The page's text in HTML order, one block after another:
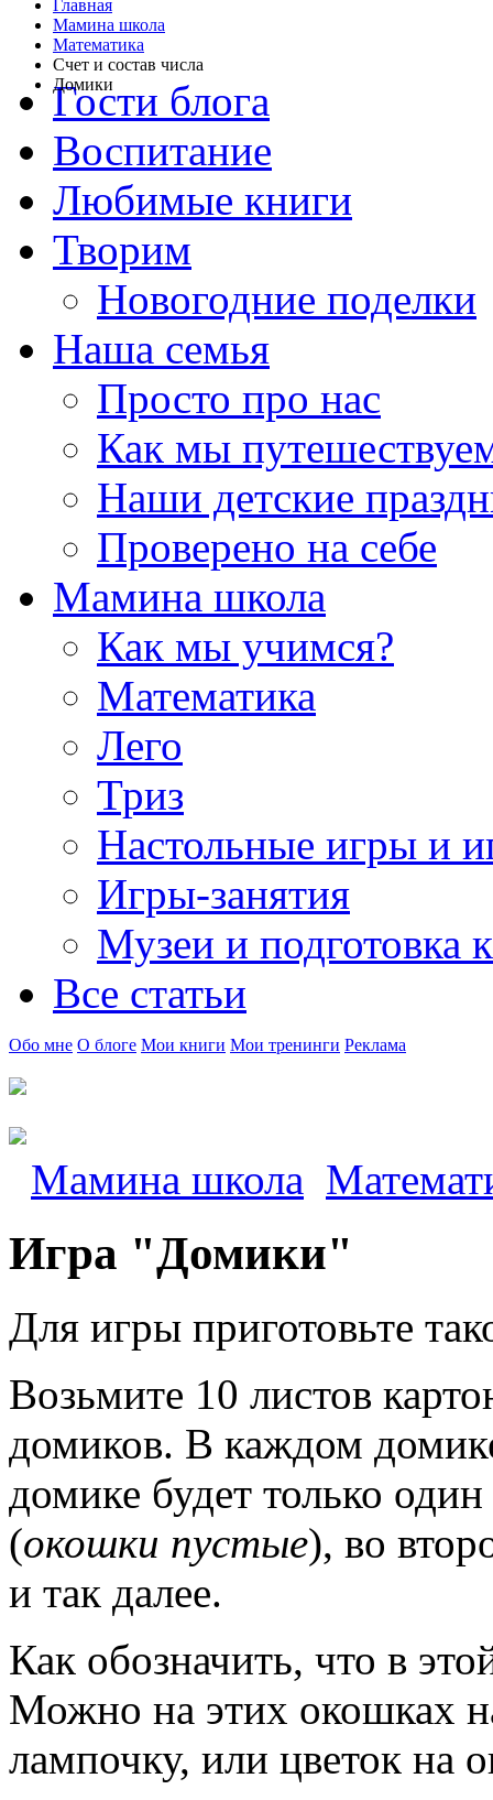
Гости блога
Воспитание
Любимые книги
Творим
Новогодние поделки
Наша семья
Просто про нас
Как мы
Наши детские
Проверено на себе
Мамина школа
Как мы учимся?
Математика
Лего
Триз
Настольные игры и
Игры-занятия
Музеи и подготовка
Все статьи
Обо мне О блоге Мои книги Мои тренинги Реклама
Мамина школа
Игра "Домики"
Главная
Мамина школа
Математика
Счет и состав числа
Домики
Для игры приготовьте
Возьмите 10 листов
домиков. В каждом
домике будет только
(окошки пустые), во
и так далее.
Как обозначить, что в
Можно на этих окошках
лампочку, или цветок на